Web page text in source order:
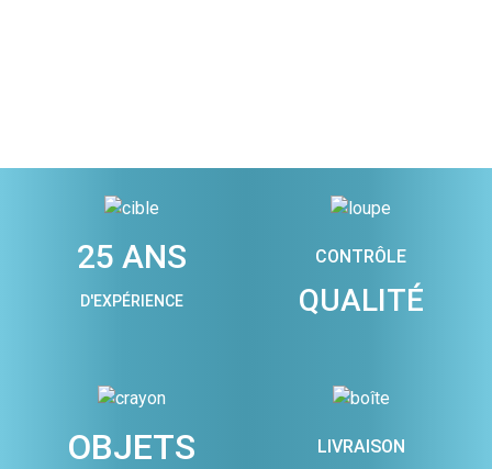
25 ANS
D'EXPÉRIENCE
CONTRÔLE
QUALITÉ
OBJETS LIVRAISON